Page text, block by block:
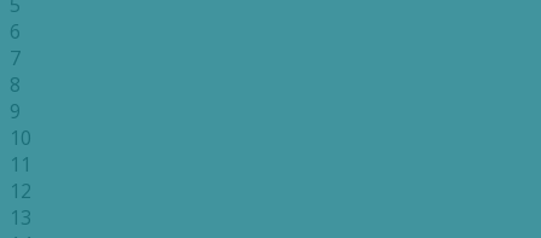
6
7
8
9
10
11
12
13